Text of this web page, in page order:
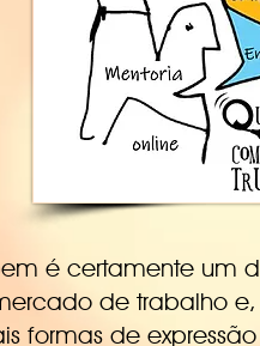
é certamente um
de trabalho
formas de